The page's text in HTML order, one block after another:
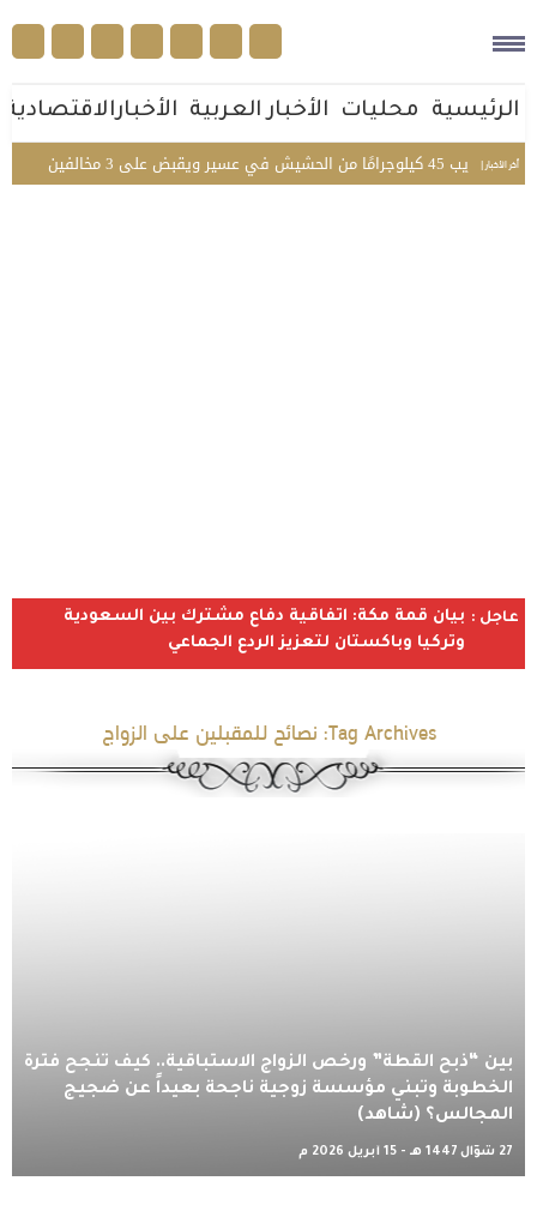
الرئيسية محليات الأخبار العربية الأخبارالاقتصادية
أخر الأخبار |
ويقبض على 3 مخالفين
عاجل : بيان قمة مكة: اتفاقية دفاع مشترك بين السعودية
وتركيا وباكستان لتعزيز الردع الجماعي
Tag Archives: نصائح للمقبلين على الزواج
بين “ذبح القطة” ورخص الزواج الاستباقية.. كيف تنجح فترة
الخطوبة وتبني مؤسسة زوجية ناجحة بعيداً عن ضجيج
المجالس؟ (شاهد)
27 شوّال 1447 هـ - 15 أبريل 2026 م